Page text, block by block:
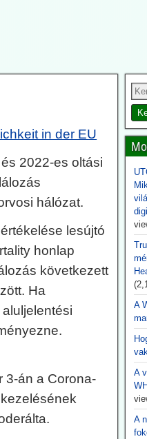
in der EU
2022-es oltási
hálózat.
lesújtó
honlap
következett
Ha
3-án a Corona-
A
A
A